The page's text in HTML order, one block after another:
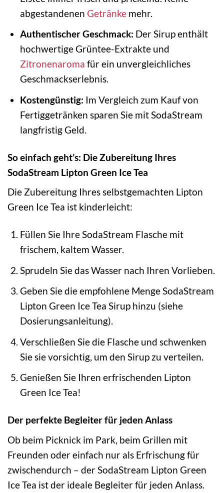
abgestandenen Getränkemehr.
Authentischer Geschmack: Der Sirup enthält
hochwertige Grüntee-Extrakte und
Zitronenaroma für ein unvergleichliches
Geschmackserlebnis.
Kostengünstig: Im Vergleich zum Kauf von
Fertiggetränken sparen Sie mit SodaStream
langfristig Geld.
So einfach geht’s: Die Zubereitung Ihres
SodaStream Lipton Green Ice Tea
Die Zubereitung Ihres selbstgemachten Lipton
Green Ice Tea ist kinderleicht:
Füllen Sie Ihre SodaStream Flasche mit
frischem, kaltem Wasser.
Sprudeln Sie das Wasser nach Ihren Vorlieben.
Geben Sie die empfohlene Menge SodaStream
Lipton Green Ice Tea Sirup hinzu (siehe
Dosierungsanleitung).
Verschließen Sie die Flasche und schwenken
Sie sie vorsichtig, um den Sirup zu verteilen.
Genießen Sie Ihren erfrischenden Lipton
Green Ice Tea!
Der perfekte Begleiter für jeden Anlass
Ob beim Picknick im Park, beim Grillen mit
Freunden oder einfach nur als Erfrischung für
zwischendurch – der SodaStream Lipton Green
Ice Tea ist der ideale Begleiter für jeden Anlass.